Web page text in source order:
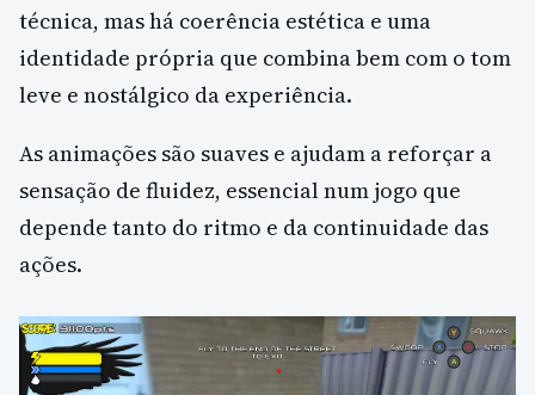
técnica, mas há coerência estética e uma
identidade própria que combina bem com o tom
leve e nostálgico da experiência.
As animações são suaves e ajudam a reforçar a
sensação de fluidez, essencial num jogo que
depende tanto do ritmo e da continuidade das
ações.